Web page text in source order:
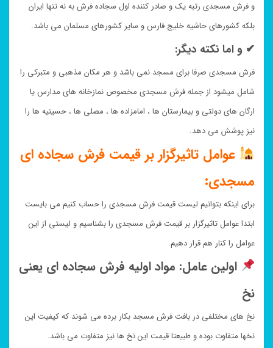
و فرش مسجدی رتبه یک و صادر کننده اول سجاده فرش به نه تنها ایران
بلکه کشورهای حاشیه خلیج فارس و سایر کشورهای مسلمان می باشد.
✔ و اما نکته دیگر:
فرش مسجدی صرفا برای مسجد نمی باشد و هر مکان مذهبی و متبرکی را
شامل میشود از جمله فرش مسجدی مخصوص نمازخانه های مدارس یا
ارگان های دولتی و بیمارستان ها ، امامزاده ها ، مصلی ها ، حسینیه ها را
نیز پوشش می دهد.
عوامل تاثیرگزار بر قیمت فرش سجاده ای
مسجدی:
برای اینکه بتوانیم لیست قیمت فرش مسجدی را حساب کنیم می بایست
ابتدا عوامل تاثیرگزار بر قیمت فرش مسجدی را بشناسیم و لیستی از این
عوامل را کنار هم قرار دهیم.
اولین عامل: مواد اولیه فرش سجاده ای یعنی
نخ
نخ های مختلفی در بافت فرش مسجد بکار برده می شوند که کیفیت این
نخها متفاوت بوده و طبیعتا قیمت این نخ ها نیز متفاوت می باشد.